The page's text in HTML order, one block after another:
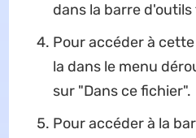
dans la barre
Pour accéder à
la dans le menu
sur "Dans ce fichier".
Pour accéder à la